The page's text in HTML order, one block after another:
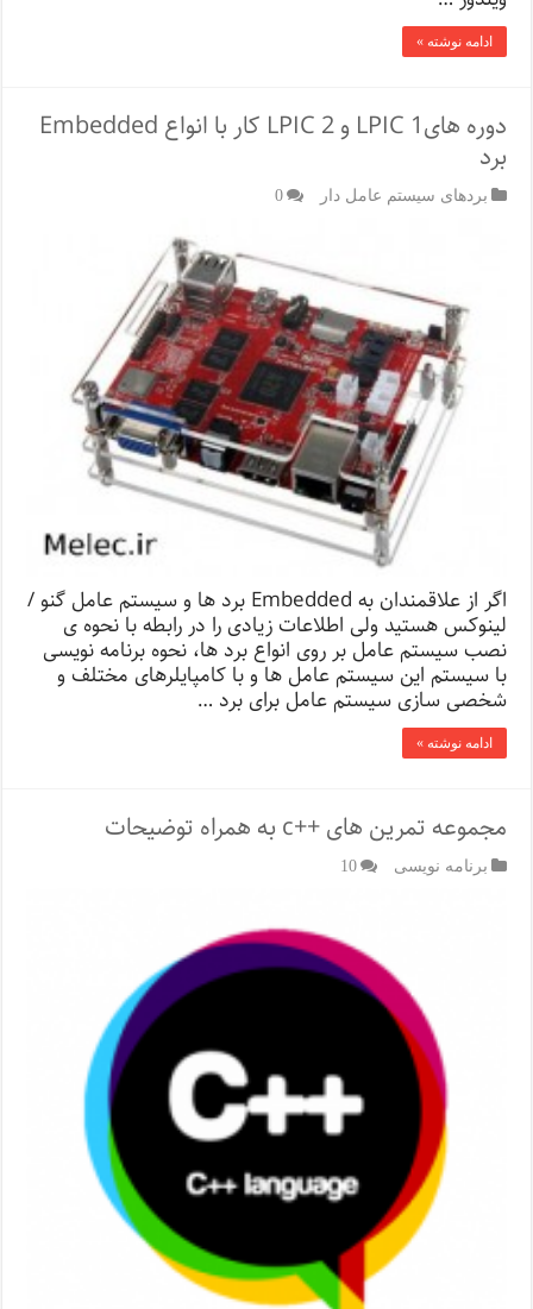
ادامه نوشته »
دوره هایLPIC 1 و LPIC 2 کار با انواع Embedded
برد
بردهای سیستم عامل دار 0
اگر از علاقمندان به Embedded برد ها و سیستم عامل گنو /
لینوکس هستید ولی اطلاعات زیادی را در رابطه با نحوه ی
نصب سیستم عامل بر روی انواع برد ها، نحوه برنامه نویسی
با سیستم این سیستم عامل ها و با کامپایلرهای مختلف و
شخصی سازی سیستم عامل برای برد …
ادامه نوشته »
مجموعه تمرین های ++c به همراه توضیحات
برنامه نویسی 10